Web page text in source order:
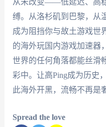
缚。从洛杉矶到巴黎，从
成为阻挡你与故土游戏世
的海外玩国内游戏加速器
世界的任何角落都能丝滑
彩中。让高Ping成为历史
此海外开黑，流畅不再是
Spread the love